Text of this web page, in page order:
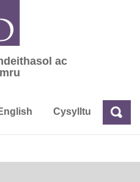
ac
ac
Cysylltu Chwilio